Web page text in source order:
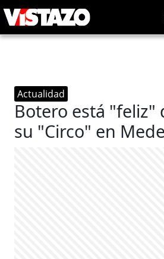
Actualidad
Botero está "feliz"
su "Circo" en